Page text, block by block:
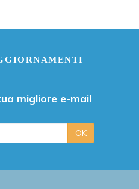
migliore e-mail
OK